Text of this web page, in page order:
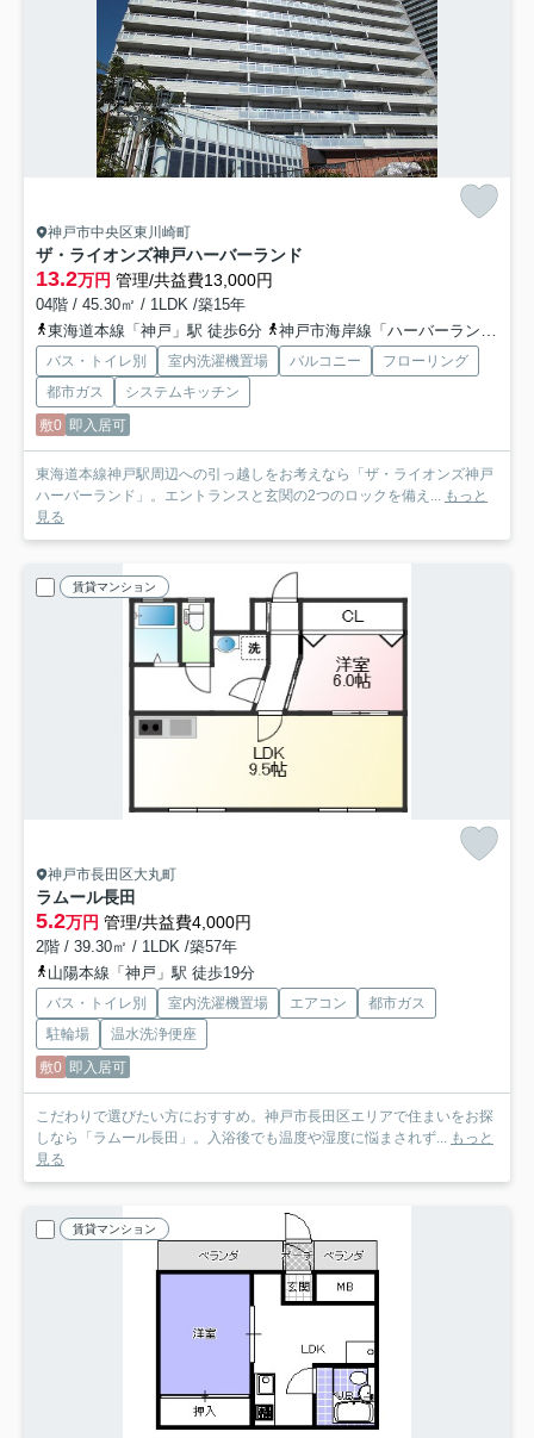
神戸市中央区東川崎町
ザ・ライオンズ神戸ハーバーランド
13.2万円 管理/共益費13,000円
04階 / 45.30㎡ / 1LDK /築15年
東海道本線「神戸」駅 徒歩6分
神戸市海岸線「ハーバーランド」駅 徒歩6分
バス・トイレ別 室内洗濯機置場 バルコニー
フローリング
都市ガス
システムキッチン
敷0 即入居可
東海道本線神戸駅周辺への引っ越しをお考えなら「ザ・ライオンズ神戸
ハーバーランド」。エントランスと玄関の2つのロックを備え... もっと
見る
賃貸マンション
神戸市長田区大丸町
ラムール長田
5.2万円 管理/共益費4,000円
2階 / 39.30㎡ / 1LDK /築57年
山陽本線「神戸」駅 徒歩19分
バス・トイレ別 室内洗濯機置場 エアコン
都市ガス
駐輪場
温水洗浄便座
敷0 即入居可
こだわりで選びたい方におすすめ。神戸市長田区エリアで住まいをお探
しなら「ラムール長田」。入浴後でも温度や湿度に悩まされず... もっと
見る
賃貸マンション